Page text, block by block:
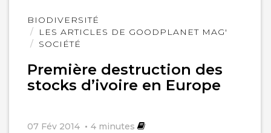
BIODIVERSITÉ
LES ARTICLES DE GOODPLANET MAG'
SOCIÉTÉ
Première destruction des
stocks d’ivoire en Europe
07 Fév 2014 4 minutes
Lire
l'article